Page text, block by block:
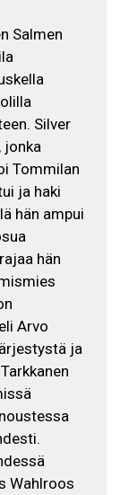
Salmen
Silver
jonka
Tommilan
ja haki
hän ampui
hän
Arvo
ja
Wahlroos